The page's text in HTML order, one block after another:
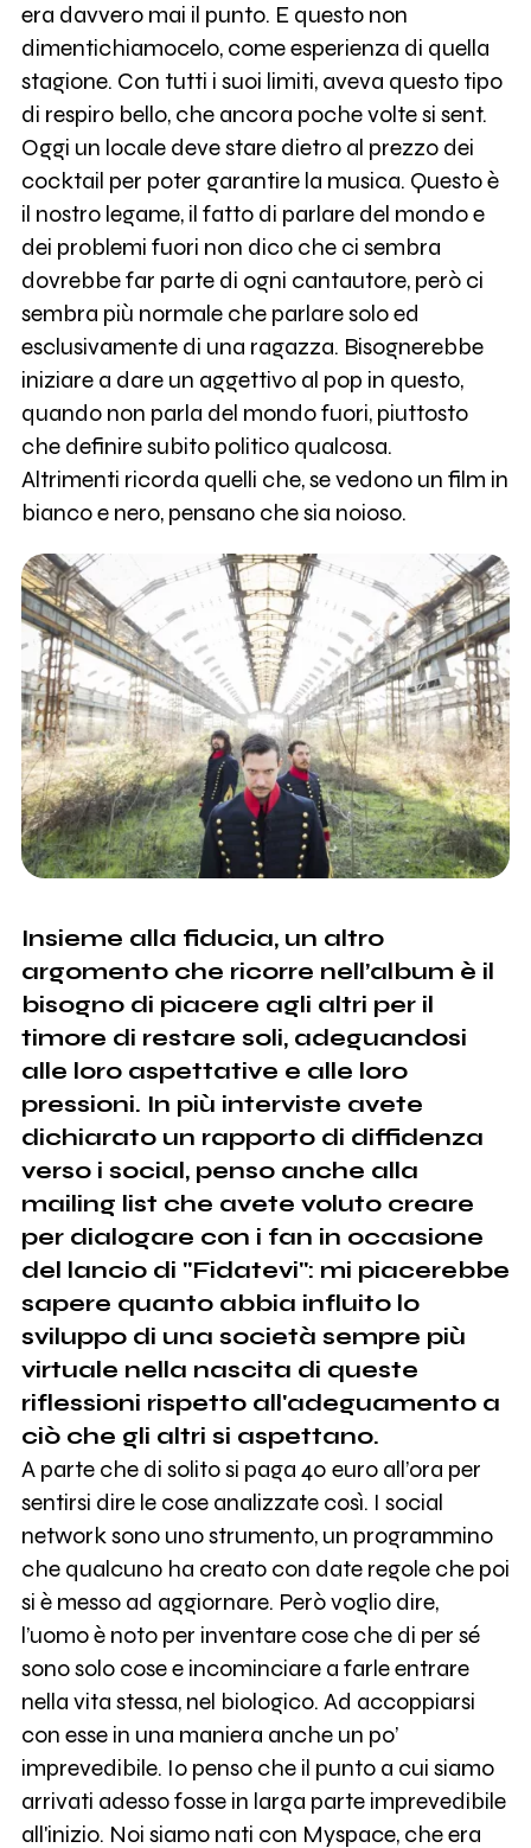
era davvero mai il punto. E questo non
dimentichiamocelo, come esperienza di quella
stagione. Con tutti i suoi limiti, aveva questo tipo
di respiro bello, che ancora poche volte si sent.
Oggi un locale deve stare dietro al prezzo dei
cocktail per poter garantire la musica. Questo è
il nostro legame, il fatto di parlare del mondo e
dei problemi fuori non dico che ci sembra
dovrebbe far parte di ogni cantautore, però ci
sembra più normale che parlare solo ed
esclusivamente di una ragazza. Bisognerebbe
iniziare a dare un aggettivo al pop in questo,
quando non parla del mondo fuori, piuttosto
che definire subito politico qualcosa.
Altrimenti ricorda quelli che, se vedono un film in
bianco e nero, pensano che sia noioso.
Insieme alla fiducia, un altro
argomento che ricorre nell’album è il
bisogno di piacere agli altri per il
timore di restare soli, adeguandosi
alle loro aspettative e alle loro
pressioni. In più interviste avete
dichiarato un rapporto di diffidenza
verso i social, penso anche alla
mailing list che avete voluto creare
per dialogare con i fan in occasione
del lancio di "Fidatevi": mi piacerebbe
sapere quanto abbia influito lo
sviluppo di una società sempre più
virtuale nella nascita di queste
riflessioni rispetto all'adeguamento a
ciò che gli altri si aspettano.
A parte che di solito si paga 40 euro all’ora per
sentirsi dire le cose analizzate così. I social
network sono uno strumento, un programmino
che qualcuno ha creato con date regole che poi
si è messo ad aggiornare. Però voglio dire,
l’uomo è noto per inventare cose che di per sé
sono solo cose e incominciare a farle entrare
nella vita stessa, nel biologico. Ad accoppiarsi
con esse in una maniera anche un po’
imprevedibile. Io penso che il punto a cui siamo
arrivati adesso fosse in larga parte imprevedibile
all'inizio. Noi siamo nati con Myspace, che era